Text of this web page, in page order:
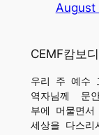
August
CEMF캄보
우리 주 예수
역자님께  문
부에 머물면
세상을 다스리